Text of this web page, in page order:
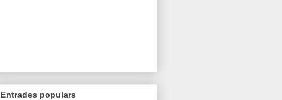
Entrades populars